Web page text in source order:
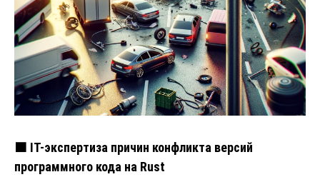
🟧 IT-экспертиза причин конфликта версий
программного кода на Rust